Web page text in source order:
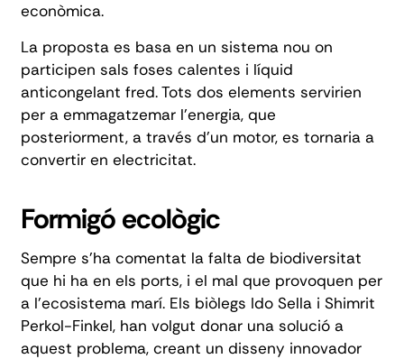
econòmica.
La proposta es basa en un sistema nou on
participen sals foses calentes i líquid
anticongelant fred. Tots dos elements servirien
per a emmagatzemar l'energia, que
posteriorment, a través d'un motor, es tornaria a
convertir en electricitat.
Formigó ecològic
Sempre s'ha comentat la falta de biodiversitat
que hi ha en els ports, i el mal que provoquen per
a l'ecosistema marí. Els biòlegs Ido Sella i Shimrit
Perkol-Finkel, han volgut donar una solució a
aquest problema, creant un disseny innovador